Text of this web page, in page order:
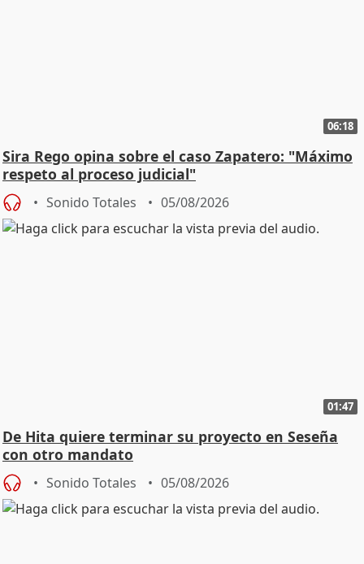
06:18
Sira Rego opina sobre el caso Zapatero: "Máximo
respeto al proceso judicial"
Sonido Totales 05/08/2026
01:47
De Hita quiere terminar su proyecto en Seseña
con otro mandato
Sonido Totales 05/08/2026